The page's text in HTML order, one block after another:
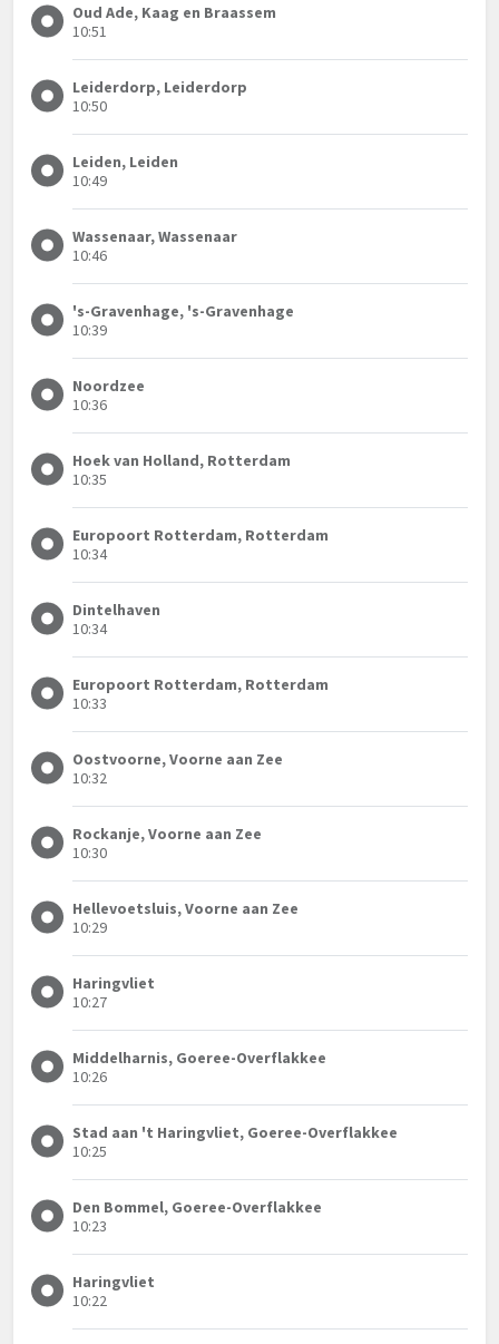
Oud Ade, Kaag en Braassem
10:51
Leiderdorp, Leiderdorp
10:50
Leiden, Leiden
10:49
Wassenaar, Wassenaar
10:46
's-Gravenhage, 's-Gravenhage
10:39
Noordzee
10:36
Hoek van Holland, Rotterdam
10:35
Europoort Rotterdam, Rotterdam
10:34
Dintelhaven
10:34
Europoort Rotterdam, Rotterdam
10:33
Oostvoorne, Voorne aan Zee
10:32
Rockanje, Voorne aan Zee
10:30
Hellevoetsluis, Voorne aan Zee
10:29
Haringvliet
10:27
Middelharnis, Goeree-Overflakkee
10:26
Stad aan 't Haringvliet, Goeree-Overflakkee
10:25
Den Bommel, Goeree-Overflakkee
10:23
Haringvliet
10:22